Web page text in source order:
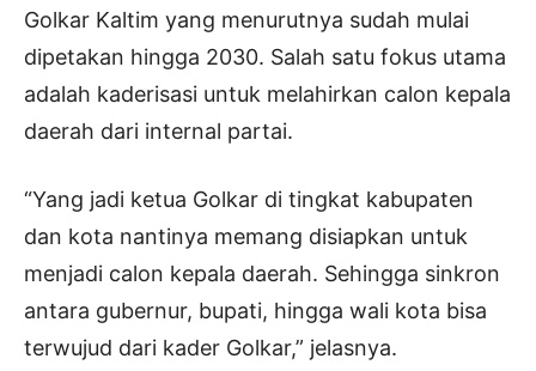
Golkar Kaltim yang menurutnya sudah mulai
dipetakan hingga 2030. Salah satu fokus utama
adalah kaderisasi untuk melahirkan calon kepala
daerah dari internal partai.
“Yang jadi ketua Golkar di tingkat kabupaten
dan kota nantinya memang disiapkan untuk
menjadi calon kepala daerah. Sehingga sinkron
antara gubernur, bupati, hingga wali kota bisa
terwujud dari kader Golkar,” jelasnya.